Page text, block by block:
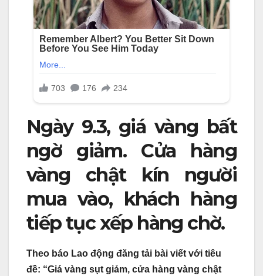
Ngày 9.3, giá vàng bất
ngờ giảm. Cửa hàng
vàng chật kín người
mua vào, khách hàng
tiếp tục xếp hàng chờ.
Theo báo Lao động đăng tải bài viết với tiêu
đề: “Giá vàng sụt giảm, cửa hàng vàng chật